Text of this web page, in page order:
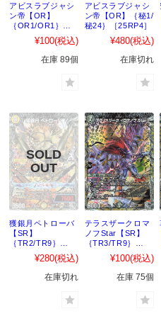
アビスラブジャシ
ン帝【OR】
｛OR1/OR1｝
［25RP4］
¥100(税込)
在庫 89個
アビスラブジャシ
ン帝【OR】｛秘1/
秘24｝［25RP4］
¥480(税込)
在庫切れ
獲銀月ペトローバ
【SR】
｛TR2/TR9｝
［25RP4］
¥280(税込)
在庫切れ
テラスザークロマ
ノフStar【SR】
｛TR3/TR9｝
［25RP4］
¥100(税込)
在庫 75個